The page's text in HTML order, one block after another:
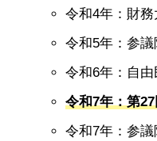
令和4年：財
令和5年：参
令和6年：自
令和7年：第
令和7年：参